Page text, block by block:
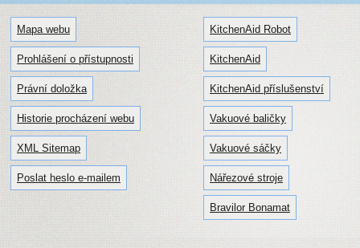
Mapa webu
Prohlášení o přístupnosti
Právní doložka
Historie procházení webu
XML Sitemap
Poslat heslo e-mailem
KitchenAid Robot
KitchenAid
KitchenAid příslušenství
Vakuové baličky
Vakuové sáčky
Nářezové stroje
Bravilor Bonamat